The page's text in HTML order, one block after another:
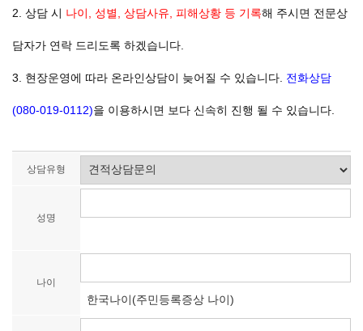
2. 상담 시 나이, 성별, 상담사유, 피해상황 등 기록해 주시면 전문상
담자가 연락 드리도록 하겠습니다.
3. 현장운영에 따라 온라인상담이 늦어질 수 있습니다. 전화상담
(080-019-0112)을 이용하시면 보다 신속히 진행 될 수 있습니다.
상담유형
성명
나이
한국나이(주민등록증상 나이)